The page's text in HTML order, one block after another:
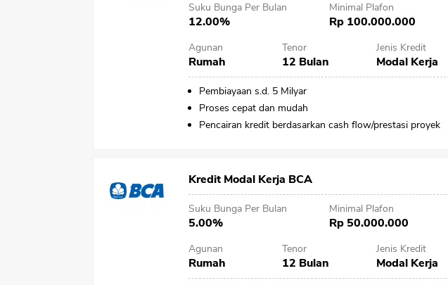
Suku Bunga Per Bulan
12.00%
Minimal Plafon
Rp 100.000.000
Agunan
Rumah
Tenor
12 Bulan
Jenis Kredit
Modal Kerja
Pembiayaan s.d. 5 Milyar
Proses cepat dan mudah
Pencairan kredit berdasarkan cash flow/prestasi proyek
Kredit Modal Kerja BCA
Suku Bunga Per Bulan
5.00%
Minimal Plafon
Rp 50.000.000
Agunan
Rumah
Tenor
12 Bulan
Jenis Kredit
Modal Kerja